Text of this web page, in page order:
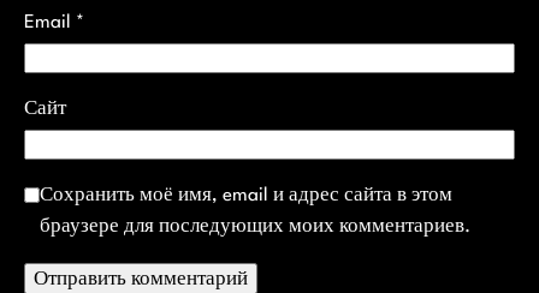
Email *
Сайт
Сохранить моё имя, email и адрес сайта в этом
браузере для последующих моих комментариев.